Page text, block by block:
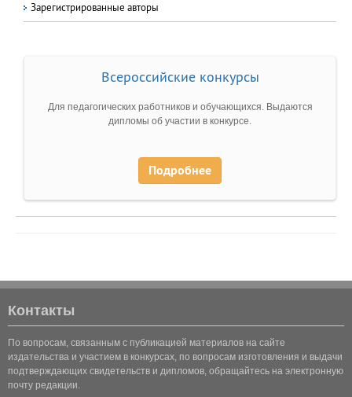
Зарегистрированные авторы
Всероссийские конкурсы
Для педагогических работников и обучающихся. Выдаются
дипломы об участии в конкурсе.
Подробнее
Контакты
По вопросам, связанным с публикацией материалов на сайте
издательства и участием в конкурсах, по вопросам изготовления и выдачи
подтверждающих свидетельств и дипломов, обращайтесь на электронную
почту редакции.